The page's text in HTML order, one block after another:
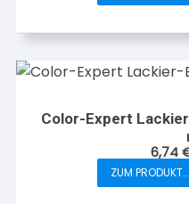
Color-Expert
6,74
ZUM PRODUKT...